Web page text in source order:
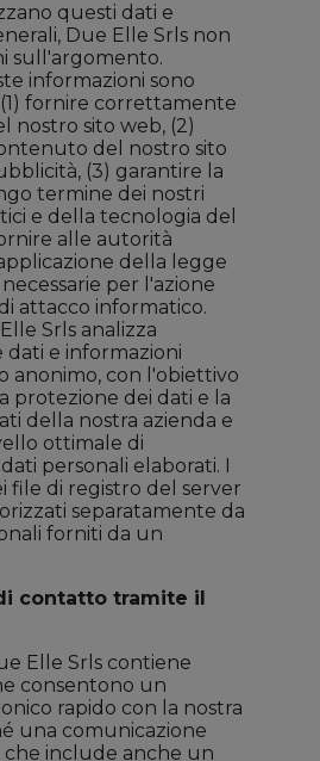
questi dati e
Due Elle Srls non
sull'argomento.
informazioni sono
fornire correttamente
nostro sito web, (2)
del nostro sito
(3) garantire la
termine dei nostri
e della tecnologia del
alle autorità
della legge
per l'azione
attacco informatico.
Srls analizza
dati e informazioni
anonimo, con l'obiettivo
protezione dei dati e la
della nostra azienda e
ottimale di
personali elaborati. I
file di registro del server
separatamente da
forniti da un
contatto tramite il
Elle Srls contiene
consentono un
rapido con la nostra
una comunicazione
che include anche un